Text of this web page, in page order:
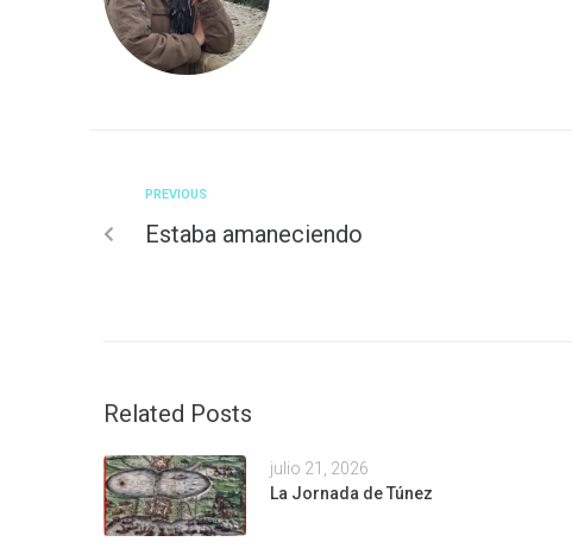
PREVIOUS
Estaba amaneciendo
Related Posts
julio 21, 2026
La Jornada de Túnez